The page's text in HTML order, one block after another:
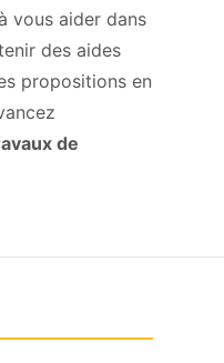
vous aider dans
des aides
propositions en
de